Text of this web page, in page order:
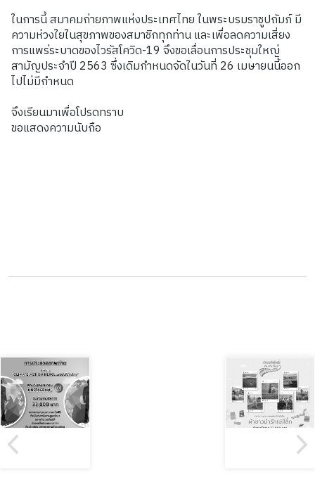
ในการนี้ สมาคมถ่ายภาพแห่งประเทศไทย ในพระบรมราชูปถัมภ์ มี
ความห่วงใยในสุขภาพของสมาชิกทุกท่าน และเพื่อลดความเสี่ยง
การแพร่ระบาดของไวรัสโควิด-19 จึงขอเลื่อนการประชุมใหญ่
สามัญประจำปี 2563 ซึ่งเดิมกำหนดจัดในวันที่ 26 เมษายนนี้ออก
ไปไม่มีกำหนด
จึงเรียนมาเพื่อโปรดทราบ
ขอแสดงความนับถือ